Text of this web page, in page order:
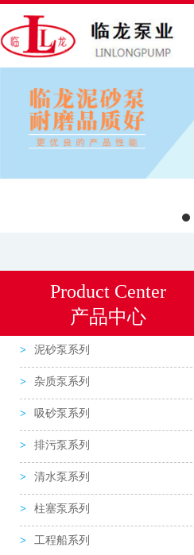
Product Center
产品中心
泥砂泵系列
杂质泵系列
吸砂泵系列
排污泵系列
清水泵系列
柱塞泵系列
工程船系列